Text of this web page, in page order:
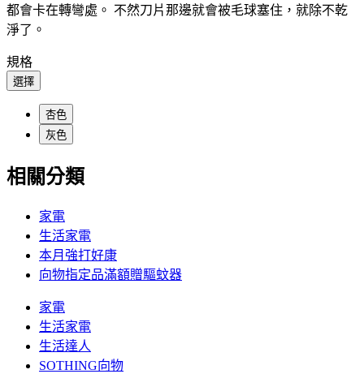
都會卡在轉彎處。 不然刀片那邊就會被毛球塞住，就除不乾
淨了。
規格
選擇
杏色
灰色
相關分類
家電
生活家電
本月強打好康
向物指定品滿額贈驅蚊器
家電
生活家電
生活達人
SOTHING向物